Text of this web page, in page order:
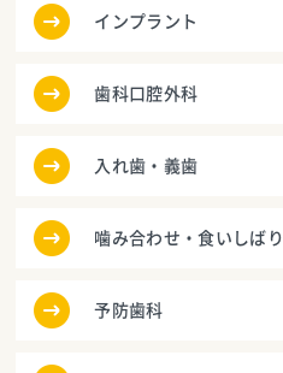
インプラント
歯科口腔外科
入れ歯・義歯
噛み合わせ・食いしばり
予防歯科